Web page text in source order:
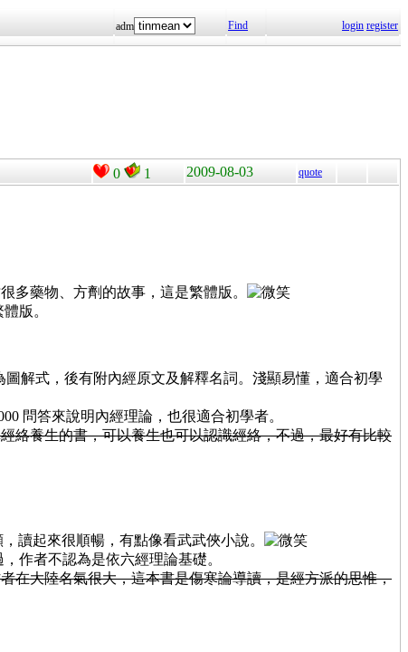
adm Find login register
0 1 2009-08-03 quote
多藥物、方劑的故事，這是繁體版。
版。
圖解式，後有附內經原文及解釋名詞。淺顯易懂，適合初學
問答來說明內經理論，也很適合初學者。
絡養生的書，可以養生也可以認識經絡，不過，最好有比較
讀起來很順暢，有點像看武武俠小說。
作者不認為是依六經理論基礎。
在大陸名氣很大，這本書是傷寒論導讀，是經方派的思惟，